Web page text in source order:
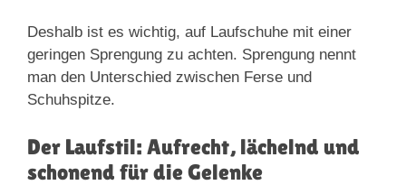
Deshalb ist es wichtig, auf Laufschuhe mit einer
geringen Sprengung zu achten. Sprengung nennt
man den Unterschied zwischen Ferse und
Schuhspitze.
Der Laufstil: Aufrecht, lächelnd und
schonend für die Gelenke